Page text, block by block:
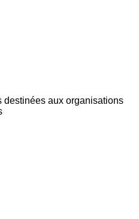
destinées aux organisations